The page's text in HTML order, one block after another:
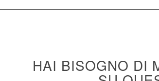
HAI BISOGNO DI